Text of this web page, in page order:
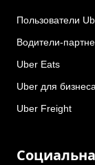
Пользователи
Водители-
Uber Eats
Uber для бизнеса
Uber Freight